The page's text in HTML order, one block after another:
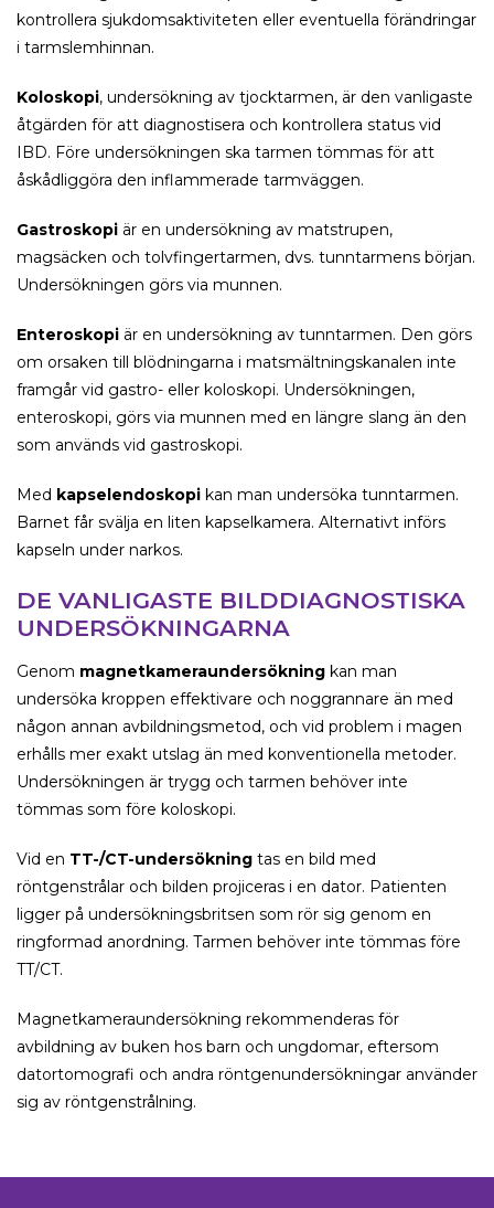
kontrollera sjukdomsaktiviteten eller eventuella förändringar
i tarmslemhinnan.
Koloskopi, undersökning av tjocktarmen, är den vanligaste
åtgärden för att diagnostisera och kontrollera status vid
IBD. Före undersökningen ska tarmen tömmas för att
åskådliggöra den inflammerade tarmväggen.
Gastroskopi är en undersökning av matstrupen,
magsäcken och tolvfingertarmen, dvs. tunntarmens början.
Undersökningen görs via munnen.
Enteroskopi är en undersökning av tunntarmen. Den görs
om orsaken till blödningarna i matsmältningskanalen inte
framgår vid gastro- eller koloskopi. Undersökningen,
enteroskopi, görs via munnen med en längre slang än den
som används vid gastroskopi.
Med kapselendoskopi kan man undersöka tunntarmen.
Barnet får svälja en liten kapselkamera. Alternativt införs
kapseln under narkos.
DE VANLIGASTE BILDDIAGNOSTISKA
UNDERSÖKNINGARNA
Genom magnetkameraundersökning kan man
undersöka kroppen effektivare och noggrannare än med
någon annan avbildningsmetod, och vid problem i magen
erhålls mer exakt utslag än med konventionella metoder.
Undersökningen är trygg och tarmen behöver inte
tömmas som före koloskopi.
Vid en TT-/CT-undersökning tas en bild med
röntgenstrålar och bilden projiceras i en dator. Patienten
ligger på undersökningsbritsen som rör sig genom en
ringformad anordning. Tarmen behöver inte tömmas före
TT/CT.
Magnetkameraundersökning rekommenderas för
avbildning av buken hos barn och ungdomar, eftersom
datortomografi och andra röntgenundersökningar använder
sig av röntgenstrålning.